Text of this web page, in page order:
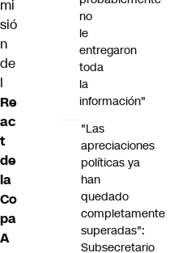
mi
sió
n
de
l
Re
ac
t
de
la
Co
pa
A
no
le
entregaron
toda
la
información"
"Las
apreciaciones
políticas ya
han
quedado
completamente
superadas":
Subsecretario